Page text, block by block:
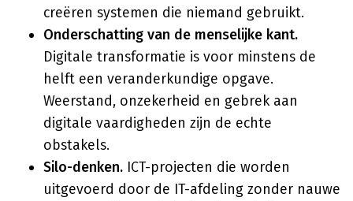
creëren systemen die niemand gebruikt.
Onderschatting van de menselijke kant.
Digitale transformatie is voor minstens de
helft een veranderkundige opgave.
Weerstand, onzekerheid en gebrek aan
digitale vaardigheden zijn de echte
obstakels.
Silo-denken. ICT-projecten die worden
uitgevoerd door de IT-afdeling zonder nauwe